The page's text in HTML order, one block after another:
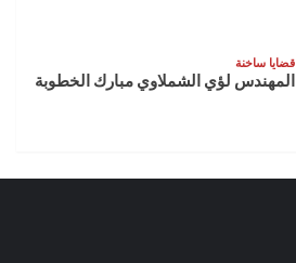
قضايا ساخنة
المهندس لؤي الشملاوي مبارك الخطوبة